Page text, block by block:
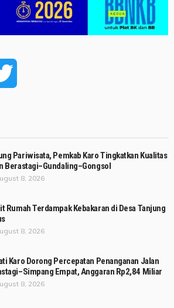
Pariwisata, Pemkab Karo Tingkatkan Kualitas
Berastagi–Gundaling–Gongsol
8, 2026
Rumah Terdampak Kebakaran di Desa Tanjung
8, 2026
Karo Dorong Percepatan Penanganan Jalan
Empat, Anggaran Rp2,84 Miliar
8, 2026